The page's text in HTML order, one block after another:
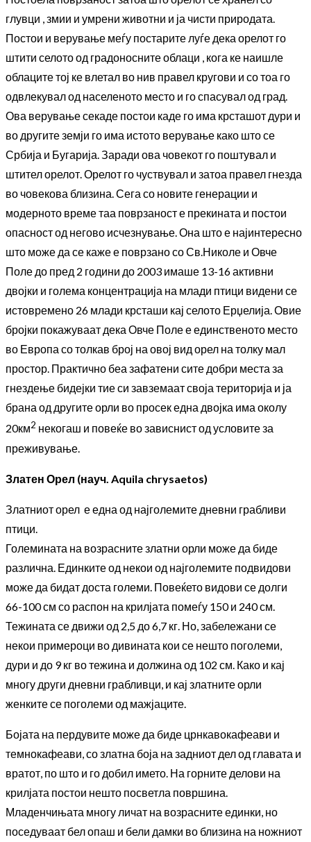
глувци , змии и умрени животни и ја чисти природата.
Постои и верување меѓу постарите луѓе дека орелот го
штити селото од градоносните облаци , кога ке наишле
облаците тој ке влетал во нив правел кругови и со тоа го
одвлекувал од населеното место и го спасувал од град.
Ова верување секаде постои каде го има крсташот дури и
во другите земји го има истото верување како што се
Србија и Бугарија. Заради ова човекот го поштувал и
штител орелот. Орелот го чуствувал и затоа правел гнезда
во човекова близина. Сега со новите генерации и
модерното време таа поврзаност е прекината и постои
опасност од негово исчезнување. Она што е најинтересно
што може да се каже е поврзано со Св.Николе и Овче
Поле до пред 2 години до 2003 имаше 13-16 активни
двојки и голема концентрација на млади птици видени се
истовремено 26 млади крсташи кај селото Ерџелија. Овие
бројки покажуваат дека Овче Поле е единственото место
во Европа со толкав број на овој вид орел на толку мал
простор. Практично беа зафатени сите добри места за
гнездење бидејки тие си завземаат своја територија и ја
брана од другите орли во просек една двојка има околу
20км2 некогаш и повеќе во зависнист од условите за
преживување.
Златен Орел (науч. Aquila chrysaetos)
Златниот орел е една од најголемите дневни грабливи
птици.
Големината на возрасните златни орли може да биде
различна. Единките од некои од најголемите подвидови
може да бидат доста големи. Повеќето видови се долги
66-100 см со распон на крилјата помеѓу 150 и 240 см.
Тежината се движи од 2,5 до 6,7 кг. Но, забележани се
некои примероци во дивината кои се нешто поголеми,
дури и до 9 кг во тежина и должина од 102 см. Како и кај
многу други дневни грабливци, и кај златните орли
женките се поголеми од мажјаците.
Бојата на пердувите може да биде црнкавокафеави и
темнокафеави, со златна боја на задниот дел од главата и
вратот, по што и го добил името. На горните делови на
крилјата постои нешто посветла површина.
Младенчињата многу личат на возрасните единки, но
поседуваат бел опаш и бели дамки во близина на ножниот